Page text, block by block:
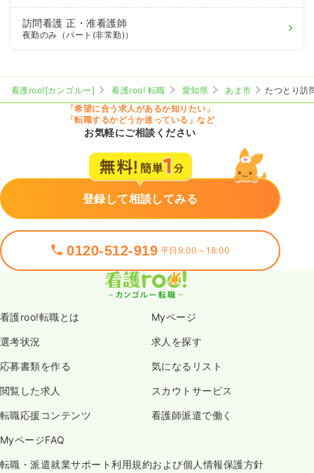
訪問看護正・准看護師
夜勤のみ（パート(非常勤)）
看護roo![カンゴルー] 看護roo! 転職 愛知県 あま市
たつとり訪
「希望に合う求人があるか知りたい」
「転職するかどうか迷っている」など
お気軽にご相談ください
登録して相談してみる
0120-512-919 平日9:00～18:00
看護roo!転職とは Myページ
選考状況 求人を探す
応募書類を作る 気になるリスト
閲覧した求人 スカウトサービス
転職応援コンテンツ 看護師派遣で働く
MyページFAQ
転職・派遣就業サポート利用規約および個人情報保護方針